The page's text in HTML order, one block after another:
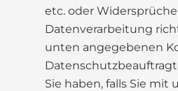
etc. oder
Datenverarbeitung
unten angegebenen
Sie haben, falls Sie mit